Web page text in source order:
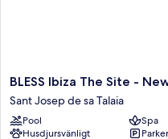
BLESS
Ibiza
The
Site
BLESS Ibiza The Site -
Sant Josep de sa Talaia
Pool
Spa
Husdjursvänligt